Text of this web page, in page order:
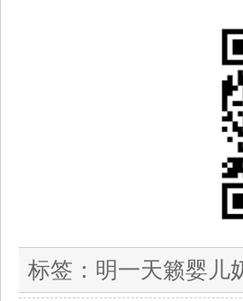
标签： 明一天籁婴儿